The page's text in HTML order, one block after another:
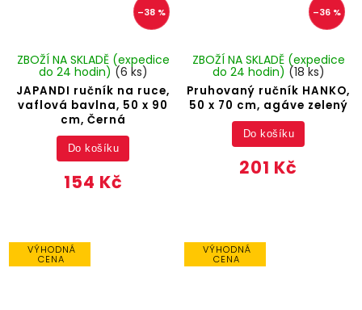
–38 %
JAPANDI ručník na ruce,
vaflová bavlna, 50 x 90
cm, Černá
ZBOŽÍ NA SKLADĚ (expedice
do 24 hodin) (6 ks)
154 Kč
Do košíku
–36 %
Pruhovaný ručník HANKO,
50 x 70 cm, agáve zelený
ZBOŽÍ NA SKLADĚ (expedice
do 24 hodin) (18 ks)
201 Kč
Do košíku
VÝHODNÁ
CENA
VÝHODNÁ
CENA